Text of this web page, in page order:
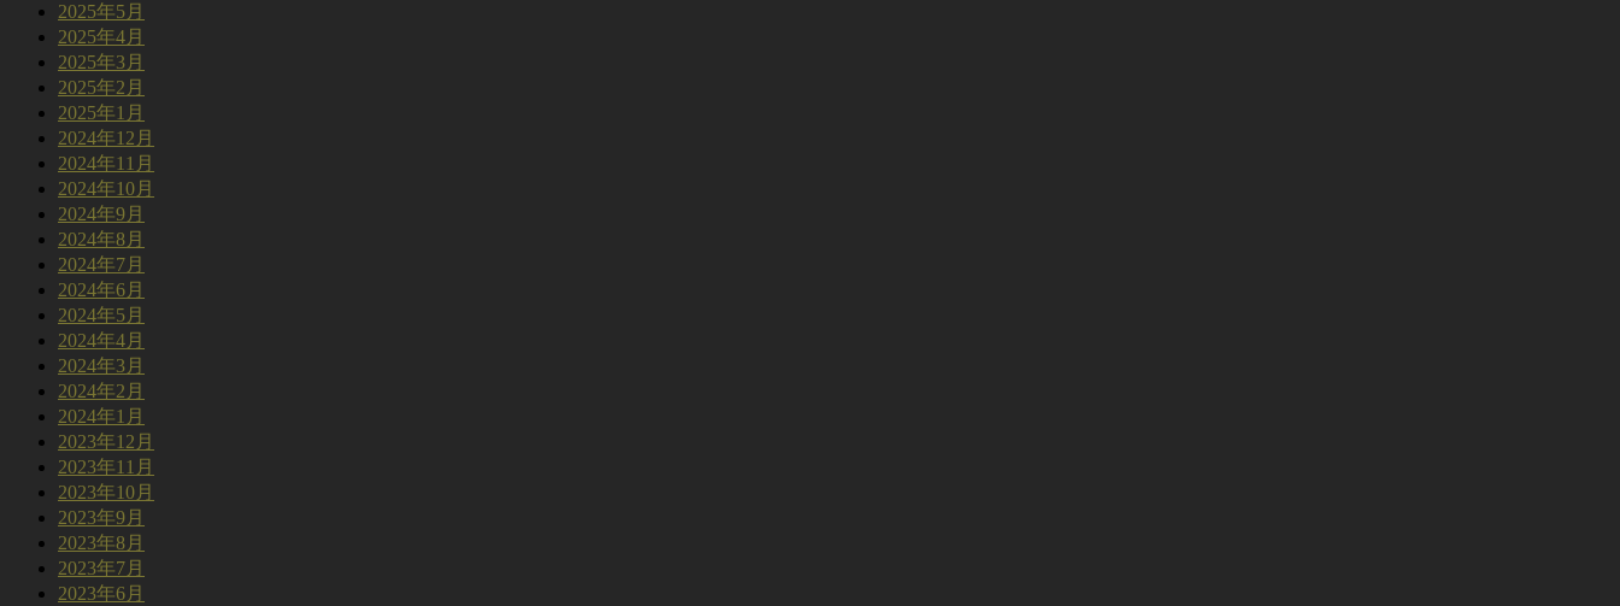
2025年5月
2025年4月
2025年3月
2025年2月
2025年1月
2024年12月
2024年11月
2024年10月
2024年9月
2024年8月
2024年7月
2024年6月
2024年5月
2024年4月
2024年3月
2024年2月
2024年1月
2023年12月
2023年11月
2023年10月
2023年9月
2023年8月
2023年7月
2023年6月